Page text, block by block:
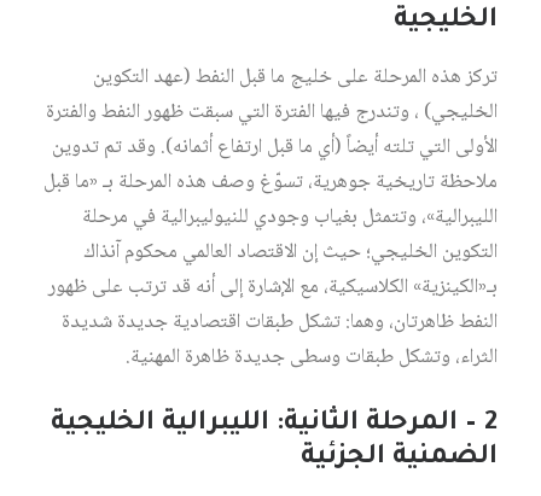
الخليجية
تركز هذه المرحلة على خليج ما قبل النفط (عهد التكوين
الخليجي) ، وتندرج فيها الفترة التي سبقت ظهور النفط والفترة
الأولى التي تلته أيضاً (أي ما قبل ارتفاع أثمانه). وقد تم تدوين
ملاحظة تاريخية جوهرية، تسوّغ وصف هذه المرحلة بـ «ما قبل
الليبرالية»، وتتمثل بغياب وجودي للنيوليبرالية في مرحلة
التكوين الخليجي؛ حيث إن الاقتصاد العالمي محكوم آنذاك
بـ«الكينزية» الكلاسيكية، مع الإشارة إلى أنه قد ترتب على ظهور
النفط ظاهرتان، وهما: تشكل طبقات اقتصادية جديدة شديدة
الثراء، وتشكل طبقات وسطى جديدة ظاهرة المهنية.
2 – المرحلة الثانية: الليبرالية الخليجية
الضمنية الجزئية